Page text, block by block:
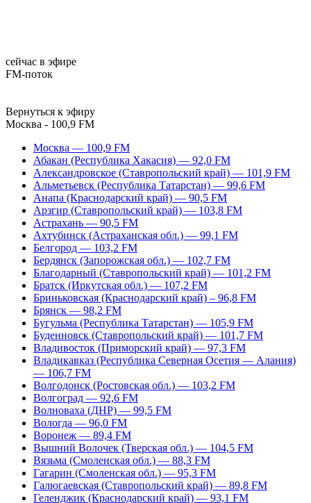
сейчас в эфире
FM-поток
Вернуться к эфиру
Москва - 100,9 FM
Москва — 100,9 FM
Абакан (Республика Хакасия) — 92,0 FM
Александровское (Ставропольский край) — 101,9 FM
Альметьевск (Республика Татарстан) — 99,6 FM
Анапа (Краснодарский край) — 90,5 FM
Арзгир (Ставропольский край) — 103,8 FM
Астрахань — 90,5 FM
Ахтубинск (Астраханская обл.) — 99,1 FM
Белгород — 103,2 FM
Бердянск (Запорожская обл.) — 102,7 FM
Благодарный (Ставропольский край) — 101,2 FM
Братск (Иркутская обл.) — 107,2 FM
Бриньковская (Краснодарский край) – 96,8 FM
Брянск — 98,2 FM
Бугульма (Республика Татарстан) — 105,9 FM
Буденновск (Ставропольский край) — 101,7 FM
Владивосток (Приморский край) — 97,3 FM
Владикавказ (Республика Северная Осетия — Алания)
— 106,7 FM
Волгодонск (Ростовская обл.) — 103,2 FM
Волгоград — 92,6 FM
Волноваха (ДНР) — 99,5 FM
Вологда — 96,0 FM
Воронеж — 89,4 FM
Вышний Волочек (Тверская обл.) — 104,5 FM
Вязьма (Смоленская обл.) — 88,3 FM
Гагарин (Смоленская обл.) — 95,3 FM
Галюгаевская (Ставропольский край) — 89,8 FM
Геленджик (Краснодарский край) — 93,1 FM